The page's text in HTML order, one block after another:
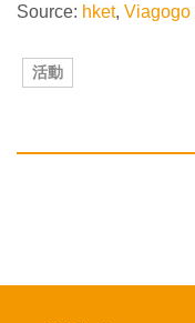
Source: hket, Viagogo
活動